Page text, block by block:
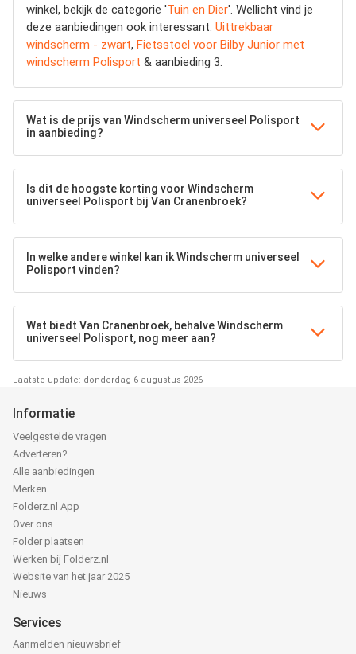
winkel, bekijk de categorie 'Tuin en Dier'. Wellicht vind je
deze aanbiedingen ook interessant: Uittrekbaar
windscherm - zwart, Fietsstoel voor Bilby Junior met
windscherm Polisport & aanbieding 3.
Wat is de prijs van Windscherm universeel Polisport
in aanbieding?
Is dit de hoogste korting voor Windscherm
universeel Polisport bij Van Cranenbroek?
In welke andere winkel kan ik Windscherm universeel
Polisport vinden?
Wat biedt Van Cranenbroek, behalve Windscherm
universeel Polisport, nog meer aan?
Laatste update: donderdag 6 augustus 2026
Informatie
Veelgestelde vragen
Adverteren?
Alle aanbiedingen
Merken
Folderz.nl App
Over ons
Folder plaatsen
Werken bij Folderz.nl
Website van het jaar 2025
Nieuws
Services
Aanmelden nieuwsbrief